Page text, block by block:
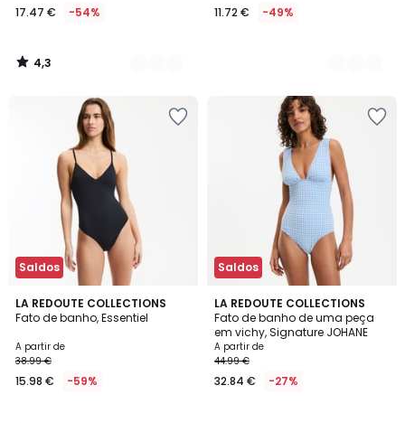
17.47 € -54%
4,3
/
11.72 € -49%
Saldos
LA REDOUTE COLLECTIONS
Fato de banho, Essentiel
A partir de
38.99 €
15.98 € -59%
4
/
2
Cores
Saldos
LA REDOUTE COLLECTIONS
Fato de banho de uma peça
em vichy, Signature JOHANE
A partir de
44.99 €
32.84 € -27%
2,2
/ 5
2
Cores